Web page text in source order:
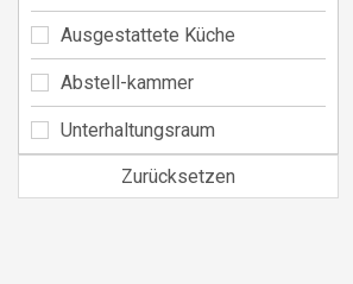
Ausgestattete Küche
Abstell-kammer
Unterhaltungsraum
Zurücksetzen